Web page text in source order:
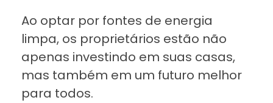
Ao optar por fontes de energia
limpa, os proprietários estão não
apenas investindo em suas casas,
mas também em um futuro melhor
para todos.